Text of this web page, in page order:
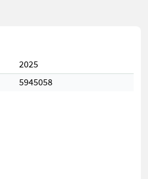
2025
5945058